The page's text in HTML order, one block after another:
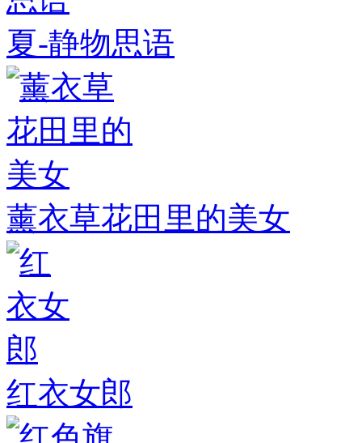
夏-静物思语
薰衣草花田里的美女
红衣女郎